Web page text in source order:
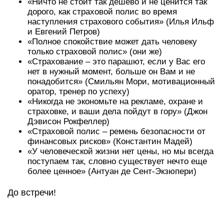
дорого, как страховой полис во время
наступления страхового события» (Илья Ильф
и Евгений Петров)
«Полное спокойствие может дать человеку
только страховой полис» (они же)
«Страхование – это парашют, если у Вас его
нет в нужный момент, больше он Вам и не
понадобится» (Смильян Мори, мотивационный
оратор, тренер по успеху)
«Никогда не экономьте на рекламе, охране и
страховке, и ваши дела пойдут в гору» (Джон
Дэвисон Рокфеллер)
«Страховой полис – ремень безопасности от
финансовых рисков» (Константин Мадей)
«У человеческой жизни нет цены, но мы всегда
поступаем так, словно существует нечто еще
более ценное» (Антуан де Сент-Экзюпери)
До встречи!